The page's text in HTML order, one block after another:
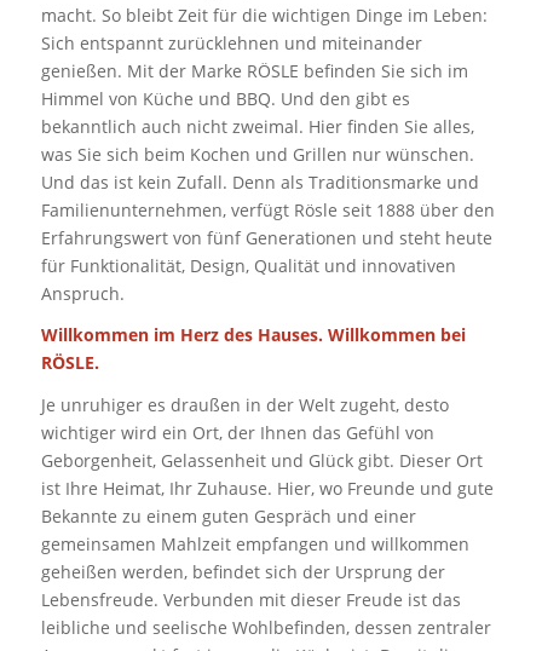
macht. So bleibt Zeit für die wichtigen Dinge im Leben:
Sich entspannt zurücklehnen und miteinander
genießen. Mit der Marke RÖSLE befinden Sie sich im
Himmel von Küche und BBQ. Und den gibt es
bekanntlich auch nicht zweimal. Hier finden Sie alles,
was Sie sich beim Kochen und Grillen nur wünschen.
Und das ist kein Zufall. Denn als Traditionsmarke und
Familienunternehmen, verfügt Rösle seit 1888 über den
Erfahrungswert von fünf Generationen und steht heute
für Funktionalität, Design, Qualität und innovativen
Anspruch.
Willkommen im Herz des Hauses. Willkommen bei
RÖSLE.
Je unruhiger es draußen in der Welt zugeht, desto
wichtiger wird ein Ort, der Ihnen das Gefühl von
Geborgenheit, Gelassenheit und Glück gibt. Dieser Ort
ist Ihre Heimat, Ihr Zuhause. Hier, wo Freunde und gute
Bekannte zu einem guten Gespräch und einer
gemeinsamen Mahlzeit empfangen und willkommen
geheißen werden, befindet sich der Ursprung der
Lebensfreude. Verbunden mit dieser Freude ist das
leibliche und seelische Wohlbefinden, dessen zentraler